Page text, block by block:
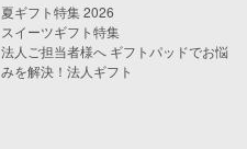
夏ギフト特集 2026
スイーツギフト特集
法人ご担当者様へ ギフトパッドでお悩
みを解決！法人ギフト